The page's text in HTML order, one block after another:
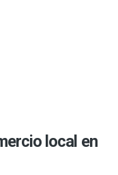
local en